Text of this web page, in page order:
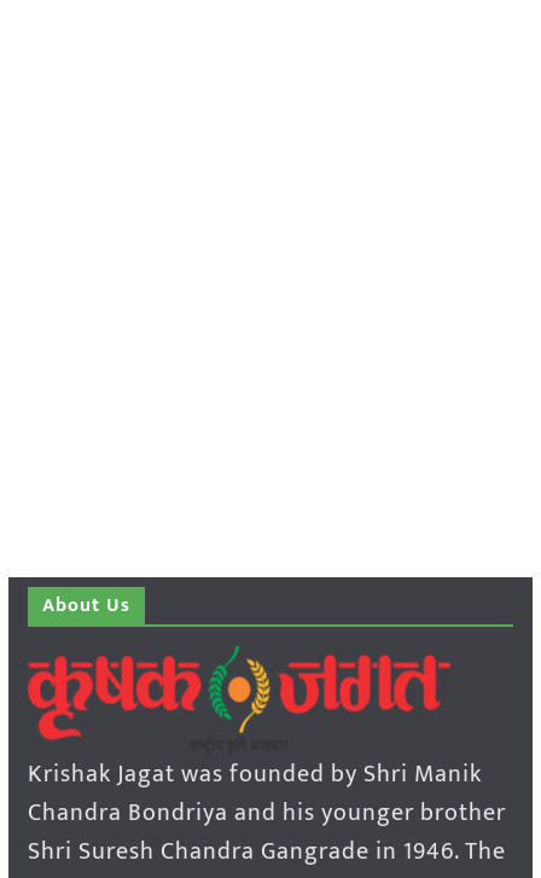
About Us
Krishak Jagat was founded by Shri Manik
Chandra Bondriya and his younger brother
Shri Suresh Chandra Gangrade in 1946. The